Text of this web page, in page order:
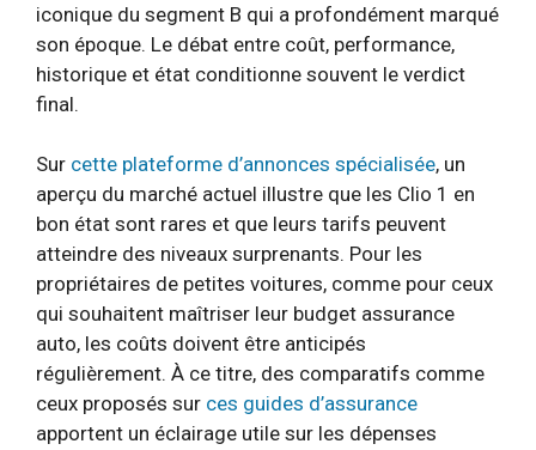
iconique du segment B qui a profondément marqué
son époque. Le débat entre coût, performance,
historique et état conditionne souvent le verdict
final.
Sur cette plateforme d’annonces spécialisée, un
aperçu du marché actuel illustre que les Clio 1 en
bon état sont rares et que leurs tarifs peuvent
atteindre des niveaux surprenants. Pour les
propriétaires de petites voitures, comme pour ceux
qui souhaitent maîtriser leur budget assurance
auto, les coûts doivent être anticipés
régulièrement. À ce titre, des comparatifs comme
ceux proposés sur ces guides d’assurance
apportent un éclairage utile sur les dépenses